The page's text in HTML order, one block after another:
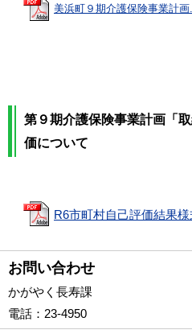
美浜町９期介護保険事業計
第９期介護保険事業計画「
価について
R6市町村自己評価結果
お問い合わせ
かがやく長寿課
電話 ：23-4950